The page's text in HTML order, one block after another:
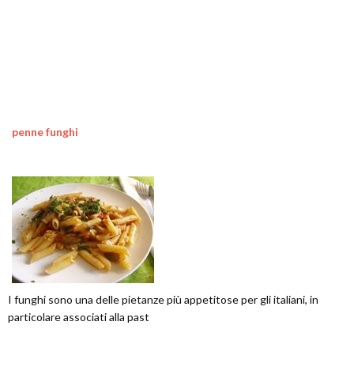
penne funghi
I funghi sono una delle pietanze più appetitose per gli italiani, in
particolare associati alla past